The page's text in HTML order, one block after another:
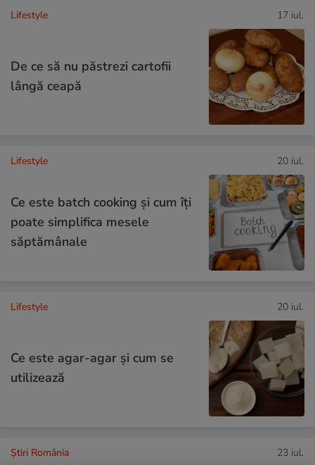
Lifestyle 17 iul.
De ce să nu păstrezi cartofii
lângă ceapă
Lifestyle 20 iul.
Ce este batch cooking și cum îți
poate simplifica mesele
săptămânale
Lifestyle 20 iul.
Ce este agar-agar și cum se
utilizează
Știri România 23 iul.